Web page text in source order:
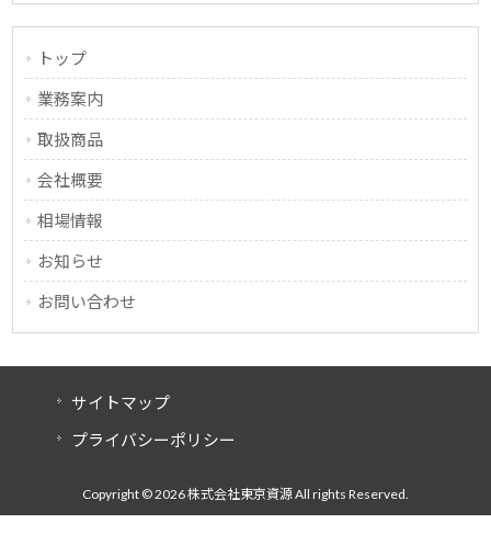
トップ
業務案内
取扱商品
会社概要
相場情報
お知らせ
お問い合わせ
サイトマップ
プライバシーポリシー
Copyright © 2026 株式会社東京資源 All rights Reserved.